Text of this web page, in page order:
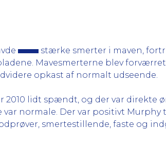
stærke smerter i maven,
Mavesmerterne blev
opkast af normalt udseende.
2010 lidt spændt, og der var
normale. Der var positivt Murphy
smertestillende, faste og